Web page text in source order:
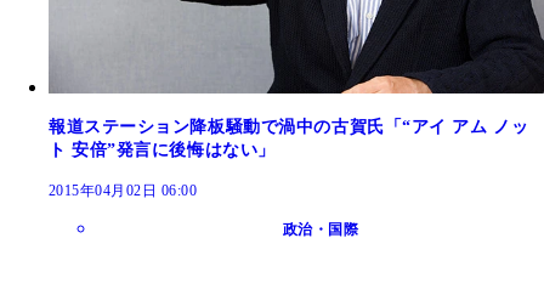
報道ステーション降板騒動で渦中の古賀氏「“アイ アム ノッ
ト 安倍”発言に後悔はない」
2015年04月02日 06:00
政治・国際